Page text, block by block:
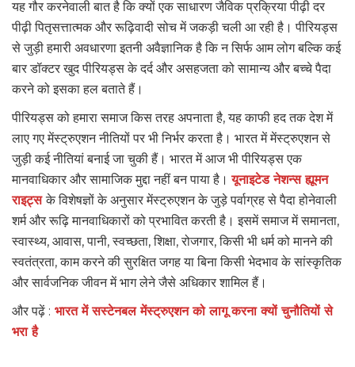
यह गौर करनेवाली बात है कि क्यों एक साधारण जैविक प्रक्रिया पीढ़ी दर
पीढ़ी पितृसत्तात्मक और रूढ़िवादी सोच में जकड़ी चली आ रही है। पीरियड्स
से जुड़ी हमारी अवधारणा इतनी अवैज्ञानिक है कि न सिर्फ आम लोग बल्कि कई
बार डॉक्टर खुद पीरियड्स के दर्द और असहजता को सामान्य और बच्चे पैदा
करने को इसका हल बताते हैं।
पीरियड्स को हमारा समाज किस तरह अपनाता है, यह काफी हद तक देश में
लाए गए मेंस्ट्रुएशन नीतियों पर भी निर्भर करता है। भारत में मेंस्ट्रुएशन से
जुड़ी कई नीतियां बनाई जा चुकी हैं। भारत में आज भी पीरियड्स एक
मानवाधिकार और सामाजिक मुद्दा नहीं बन पाया है।यूनाइटेड नेशन्स ह्यूमन
राइट्सके विशेषज्ञों के अनुसार मेंस्ट्रुएशन के जुड़े पर्वाग्रह से पैदा होनेवाली
शर्म और रूढ़ि मानवाधिकारों को प्रभावित करती है। इसमें समाज में समानता,
स्वास्थ्य, आवास, पानी, स्वच्छता, शिक्षा, रोजगार, किसी भी धर्म को मानने की
स्वतंत्रता, काम करने की सुरक्षित जगह या बिना किसी भेदभाव के सांस्कृतिक
और सार्वजनिक जीवन में भाग लेने जैसे अधिकार शामिल हैं।
और पढ़ें : भारत में सस्टेनबल मेंस्ट्रुएशन को लागू करना क्यों चुनौतियों से
भरा है